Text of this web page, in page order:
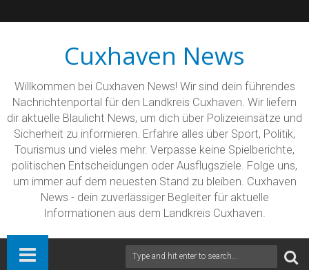
Cuxhaven News
Willkommen bei Cuxhaven News! Wir sind dein führendes
Nachrichtenportal für den Landkreis Cuxhaven. Wir liefern
dir aktuelle Blaulicht News, um dich über Polizeieinsätze und
Sicherheit zu informieren. Erfahre alles über Sport, Politik,
Tourismus und vieles mehr. Verpasse keine Spielberichte,
politischen Entscheidungen oder Ausflugsziele. Folge uns,
um immer auf dem neuesten Stand zu bleiben. Cuxhaven
News - dein zuverlässiger Begleiter für aktuelle
Informationen aus dem Landkreis Cuxhaven.